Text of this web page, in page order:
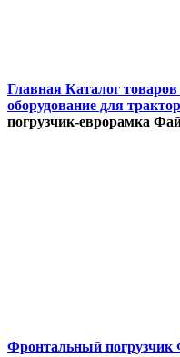
Главная Каталог товаров
оборудование для
погрузчик-еврорамка
Фронтальный погрузчик